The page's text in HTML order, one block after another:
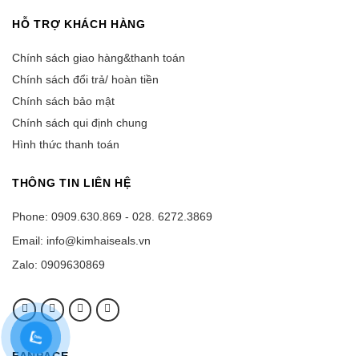
HỖ TRỢ KHÁCH HÀNG
Chính sách giao hàng&thanh toán
Chính sách đổi trả/ hoàn tiền
Chính sách bảo mật
Chính sách qui định chung
Hình thức thanh toán
THÔNG TIN LIÊN HỆ
Phone: 0909.630.869 - 028. 6272.3869
Email: info@kimhaiseals.vn
Zalo: 0909630869